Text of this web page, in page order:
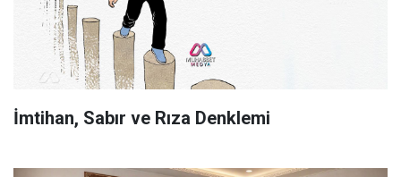
İmtihan, Sabır ve Rıza Denklemi